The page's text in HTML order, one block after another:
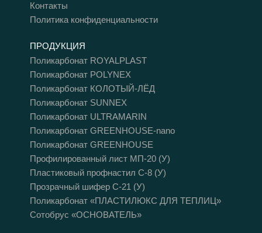
Контакты
Политика конфиденциальности
ПРОДУКЦИЯ
Поликарбонат ROYALPLAST
Поликарбонат POLYNEX
Поликарбонат КОЛОТЫЙ-ЛЁД
Поликарбонат SUNNEX
Поликарбонат ULTRAMARIN
Поликарбонат GREENHOUSE-nano
Поликарбонат GREENHOUSE
Профилированный лист МП-20 (У)
Пластиковый профнастил С-8 (У)
Прозрачный шифер C-21 (У)
Поликарбонат «ПЛАСТИЛЮКС ДЛЯ ТЕПЛИЦ»
Сотобрус «ОСНОВАТЕЛЬ»